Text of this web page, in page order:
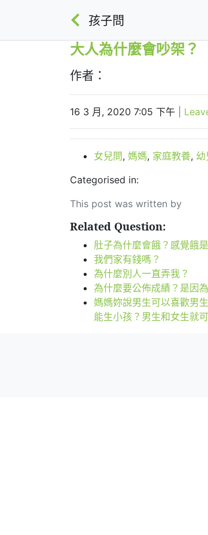
孩子問
大人為什麼會吵架？
作者：
16 3 月, 2020 7:05 下午
女兒問, 媽媽, 家庭教養, 幼
Categorised in:
This post was written by
Related Question:
肚子為什麼會餓？感覺餓
我們家有錢嗎？
為什麼別人一直弄我？
為什麼要公佈成績？是因
媽媽妳說男生可以喜歡男
能生小孩？男生和女生就